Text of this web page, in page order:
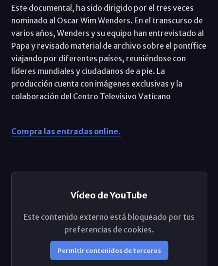
Este documental, ha sido dirigido por el tres veces
nominado al Oscar Wim Wenders. En el transcurso de
varios años, Wenders y su equipo han entrevistado al
Papa y revisado material de archivo sobre el pontífice
viajando por diferentes países, reuniéndose con
líderes mundiales y ciudadanos de a pie. La
producción cuenta con imágenes exclusivas y la
colaboración del Centro Televisivo Vaticano
Compra las entradas online.
Vídeo de YouTube
Este contenido externo está bloqueado por tus
preferencias de cookies.
Permitir contenidos de terceros